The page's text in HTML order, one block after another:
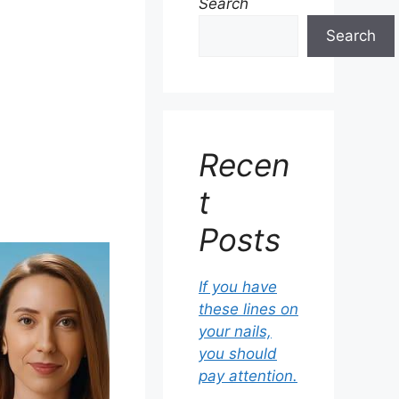
Search
Search
Recen
t
Posts
If you have
these lines on
your nails,
you should
pay attention.